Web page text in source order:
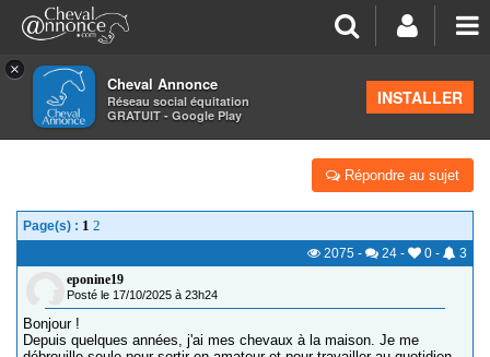
×
Cheval Annonce
Réseau social équitation
GRATUIT - Google Play
INSTALLER
>Formations équestres
PRIX COACHING
Répondre au sujet
Page(s) : 1 2
2075 - 24 - 0 -
3
eponine19
Posté le 17/10/2025 à 23h24
Bonjour !
Depuis quelques années, j'ai mes chevaux à la maison. Je me